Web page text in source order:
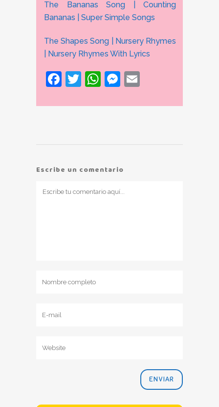
The Bananas Song | Counting
Bananas | Super Simple Songs
The Shapes Song | Nursery Rhymes
| Nursery Rhymes With Lyrics
Facebook
Twitter
WhatsApp
Messenger
Escribe un comentario